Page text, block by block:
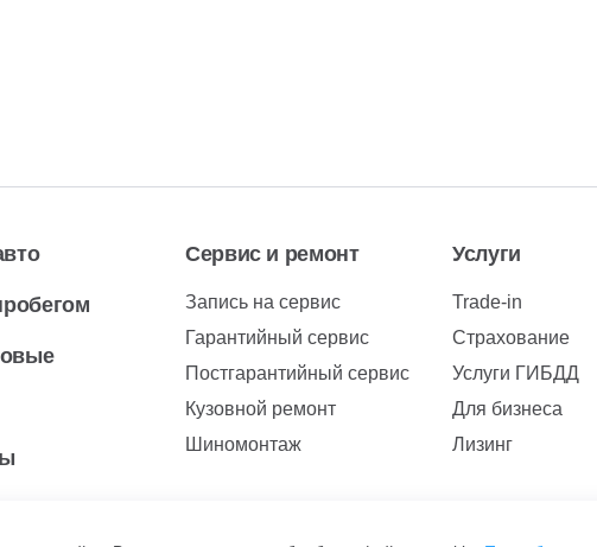
Сервис и ремонт
Запись на сервис
Гарантийный сервис
Постгарантийный сервис
Кузовной ремонт
Шиномонтаж
Услуги
Trade-in
Страхование
Услуги ГИБДД
Для бизнеса
Лизинг